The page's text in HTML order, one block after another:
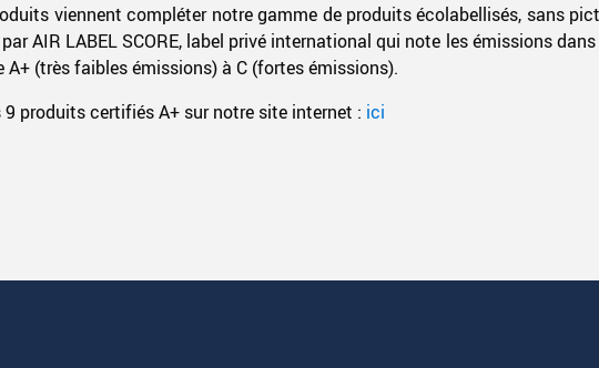
viennent compléter notre gamme de produits écolabellisés, sans
AIR LABEL SCORE, label privé international qui note les émissions dans
A+ (très faibles émissions) à C (fortes émissions).
9 produits certifiés A+ sur notre site internet : ici